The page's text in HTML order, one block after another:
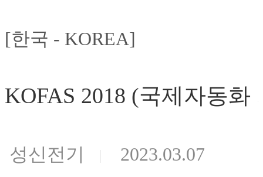
[한국 - KOREA]
KOFAS 2018 (국제자동화
성신전기 2023.03.07